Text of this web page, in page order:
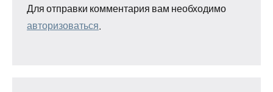
Для отправки комментария вам необходимо
авторизоваться